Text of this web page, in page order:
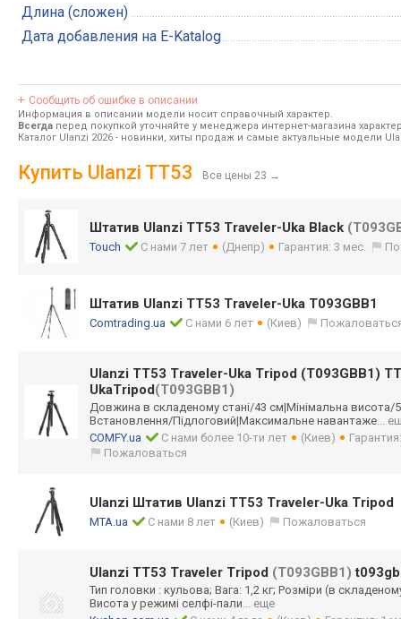
Длина (сложен)
Дата добавления на E-Katalog
Сообщить об ошибке в описании
Информация в описании модели носит справочный характер.
Всегда перед покупкой уточняйте у менеджера интернет-магазина
Каталог Ulanzi 2026 - новинки, хиты продаж и самые актуальные модели
Купить Ulanzi TT53 Все цены 23 →
Штатив Ulanzi TT53 Traveler-Uka Black
Touch С нами 7 лет (Днепр) Гарантия: 3 мес.
Штатив Ulanzi TT53 Traveler-Uka T093GBB1
Comtrading.ua С нами 6 лет (Киев)
Ulanzi TT53 Traveler-Uka Tripod (T093GBB1)
UkaTripod(T093GBB1)
Довжина в складеному стані/43 см|Мінімальна
Встановлення/Підлоговий|Максимальне навантаже...
COMFY.ua
С нами более 10-ти лет (Киев)
Пожаловаться
Ulanzi Штатив Ulanzi TT53 Traveler-Uka Tripod
MTA.ua С нами 8 лет (Киев) Пожаловаться
Ulanzi TT53 Traveler Tripod (T093GBB1)
Тип головки : кульова; Вага: 1,2 кг; Розміри (в
Висота у режимі селфі-пали... еще